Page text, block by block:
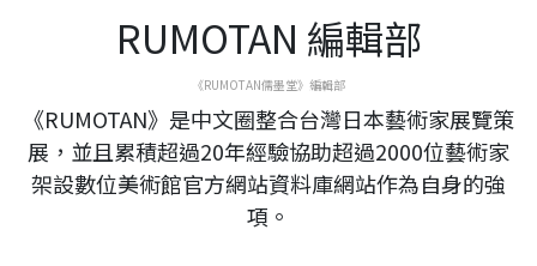
RUMOTAN 編輯部
《RUMOTAN儒墨堂》編輯部
《RUMOTAN》是中文圈整合台灣日本藝術家展覽策
展，並且累積超過20年經驗協助超過2000位藝術家
架設數位美術館官方網站資料庫網站作為自身的強
項。